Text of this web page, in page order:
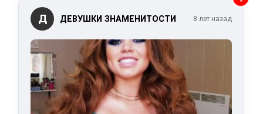
Д ДЕВУШКИ ЗНАМЕНИТОСТИ 8 лет назад